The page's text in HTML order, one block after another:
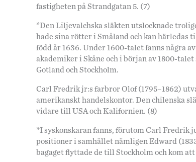
fastigheten på Strandgatan 5. (7)
*Den Liljevalchska släkten utslocknade
hade sina rötter i Småland och kan
född år 1636. Under 1600-talet fanns några
akademiker i Skåne och i början av 1800-
Gotland och Stockholm.
Carl Fredrik jr:s farbror Olof (1795–1862)
amerikanskt handelskontor. Den chilenska
vidare till USA och Kalifornien. (8)
*I syskonskaran fanns, förutom Carl Fredrik
positioner i samhället nämligen Edward
bagaget flyttade de till Stockholm och kom